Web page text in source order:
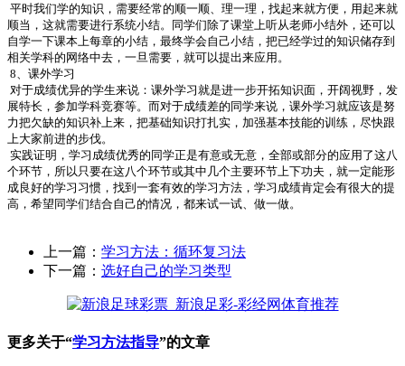
平时我们学的知识，需要经常的顺一顺、理一理，找起来就方便，用起来就
顺当，这就需要进行系统小结。同学们除了课堂上听从老师小结外，还可以
自学一下课本上每章的小结，最终学会自己小结，把已经学过的知识储存到
相关学科的网络中去，一旦需要，就可以提出来应用。
8 、课外学习
对于成绩优异的学生来说：课外学习就是进一步开拓知识面，开阔视野，发
展特长，参加学科竞赛等。而对于成绩差的同学来说，课外学习就应该是努
力把欠缺的知识补上来，把基础知识打扎实，加强基本技能的训练，尽快跟
上大家前进的步伐。
实践证明，学习成绩优秀的同学正是有意或无意，全部或部分的应用了这八
个环节，所以只要在这八个环节或其中几个主要环节上下功夫，就一定能形
成良好的学习习惯，找到一套有效的学习方法，学习成绩肯定会有很大的提
高，希望同学们结合自己的情况，都来试一试、做一做。
上一篇： 学习方法：循环复习法
下一篇： 选好自己的学习类型
更多关于“学习方法指导”的文章